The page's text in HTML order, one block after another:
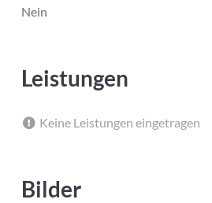
Nein
Leistungen
Keine Leistungen eingetragen
Bilder